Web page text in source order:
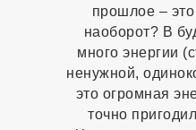
прошлое –
наоборот? В
много энергии
ненужной,
это огромная
точно